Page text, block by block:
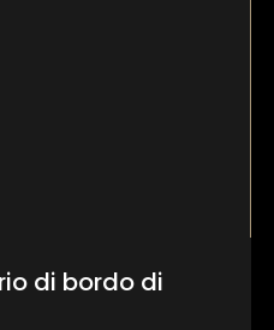
di bordo di